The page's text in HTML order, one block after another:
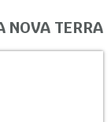
NOVA TERRA